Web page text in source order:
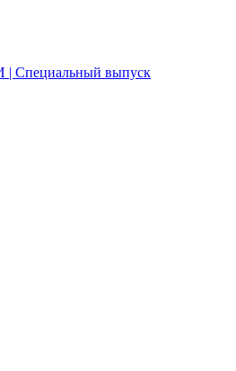
выпуск